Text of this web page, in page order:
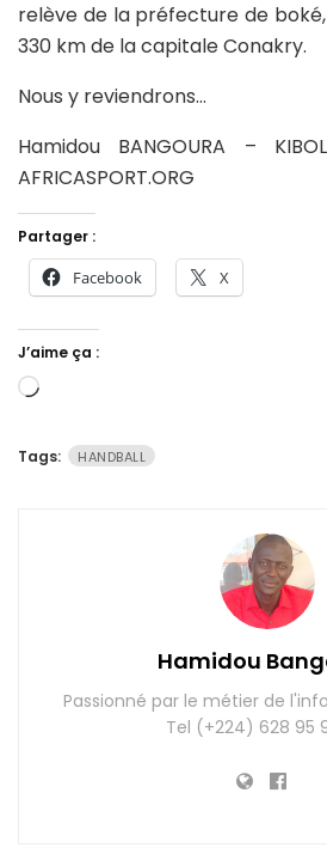
relève de la préfecture de
330 km de la capitale Conakry.
Nous y reviendrons…
Hamidou BANGOURA –
AFRICASPORT.ORG
Partager :
Facebook X
J’aime ça :
Chargement…
Tags: HANDBALL
Hamidou
Passionné par le métier de
Tel (+224) 628 95